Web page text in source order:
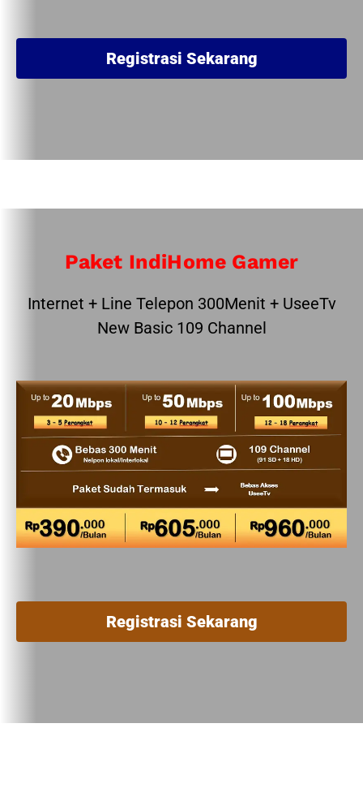
Registrasi Sekarang
Paket IndiHome Gamer
Internet + Line Telepon 300Menit + UseeTv
New Basic 109 Channel
Registrasi Sekarang